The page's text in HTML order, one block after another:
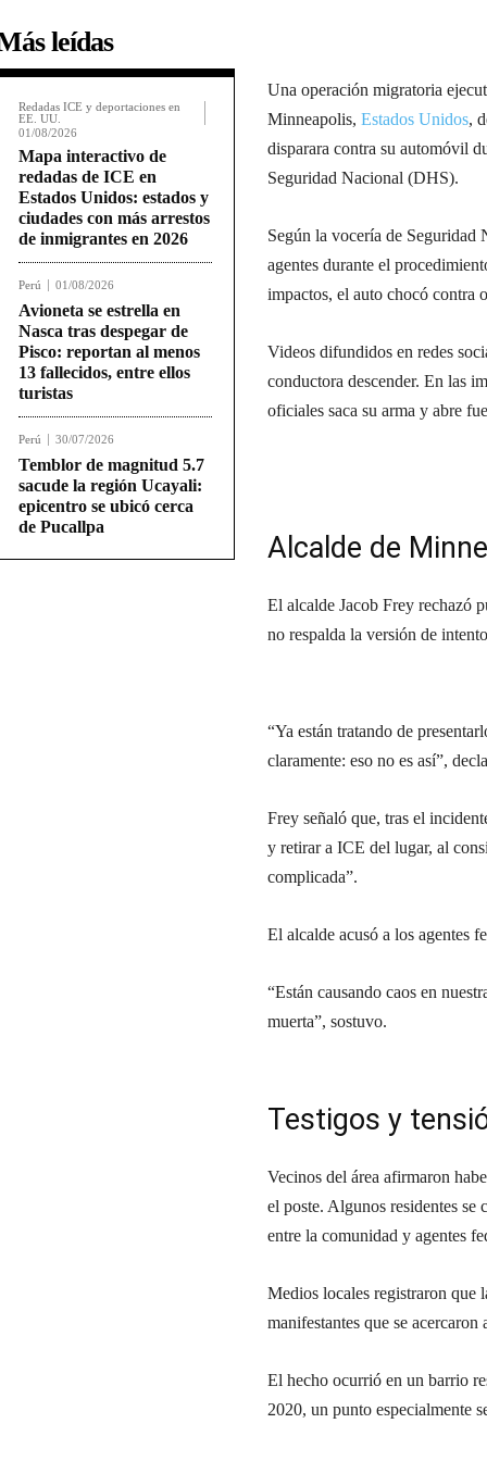
leídas
Redadas ICE y deportaciones en
EE. UU.
01/08/2026
Mapa interactivo de
redadas de ICE en
Estados Unidos: estados y
ciudades con más arrestos
de inmigrantes en 2026
Perú 01/08/2026
Avioneta se estrella en
Nasca tras despegar de
Pisco: reportan al menos
13 fallecidos, entre ellos
turistas
Perú 30/07/2026
Temblor de magnitud 5.7
sacude la región Ucayali:
epicentro se ubicó cerca
de Pucallpa
Una operación migratoria
Minneapolis, Estados Unidos,
disparara contra su automóvil
Seguridad Nacional (DHS).
Según la vocería de Seguridad
agentes durante el
impactos, el auto chocó contra
Videos difundidos en redes
conductora descender. En las
oficiales saca su arma y abre
Alcalde de
El alcalde Jacob Frey rechazó
no respalda la versión de
“Ya están tratando de
claramente: eso no es así”,
Frey señaló que, tras el
y retirar a ICE del lugar, al
complicada”.
El alcalde acusó a los agentes
“Están causando caos en
muerta”, sostuvo.
Testigos y
Vecinos del área afirmaron
el poste. Algunos residentes se
entre la comunidad y agentes
Medios locales registraron que
manifestantes que se
El hecho ocurrió en un barrio
2020, un punto especialmente